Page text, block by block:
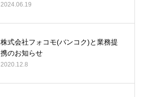
2024.06.19
株式会社フォコモ(バンコク)と業務提
携のお知らせ
2020.12.8